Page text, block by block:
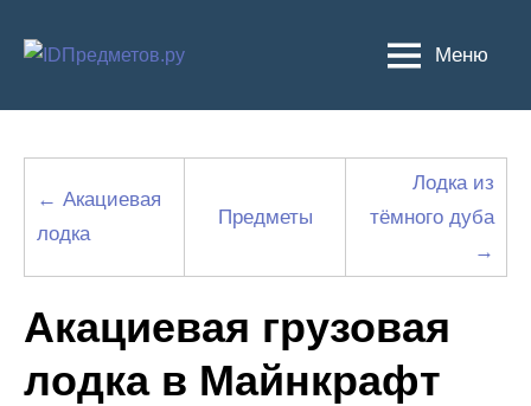
Меню
← Акациевая
лодка
Предметы
Лодка из
тёмного дуба
→
Акациевая грузовая
лодка в Майнкрафт